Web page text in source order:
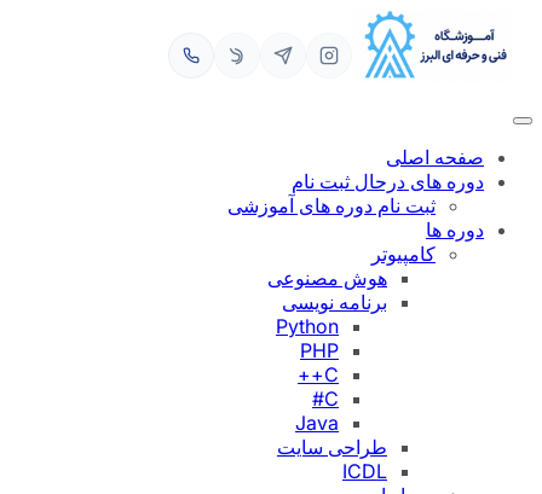
محتوا
صفحه اصلی
دوره های درحال ثبت نام
ثبت نام دوره های آموزشی
دوره ها
کامپیوتر
هوش مصنوعی
برنامه نویسی
Python
PHP
C++
C#
Java
طراحی سایت
ICDL